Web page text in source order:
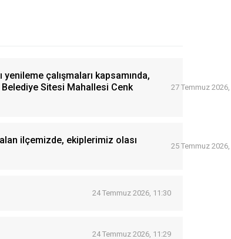
çalışmaları kapsamında,
Sitesi Mahallesi Cenk
27 Temmuz
ilçemizde, ekiplerimiz olası
25 Temmuz
24 Temmuz 2026, 11:30
24 Temmuz 2026, 11:29